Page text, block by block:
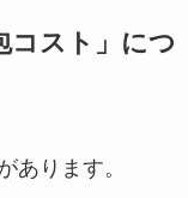
コスト」につ
あります。